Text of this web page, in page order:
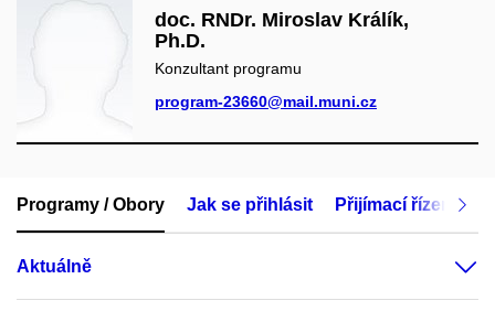
doc. RNDr. Miroslav Králík,
Ph.D.
Konzultant programu
program-23660@mail.muni.cz
Programy / Obory Jak se přihlásit Přijímací řízení
Aktuálně